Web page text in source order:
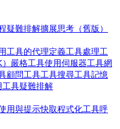
疑難排解擴展思考（舊版）
工具的代理定義工具處理工
嚴格工具使用伺服器工具網
顧問工具工具搜尋工具記憶
工具疑難排解
用與提示快取程式化工具呼